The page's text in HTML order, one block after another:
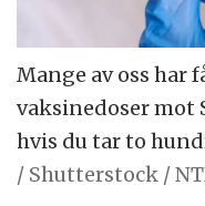
Mange av oss har
vaksinedoser mot
hvis du tar to
/ Shutterstock /